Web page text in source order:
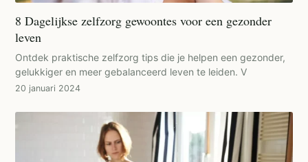
8 Dagelijkse zelfzorg gewoontes voor een gezonder
leven
Ontdek praktische zelfzorg tips die je helpen een gezonder,
gelukkiger en meer gebalanceerd leven te leiden. V
20 januari 2024